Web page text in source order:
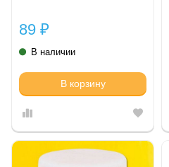
89 ₽
В наличии
В корзину